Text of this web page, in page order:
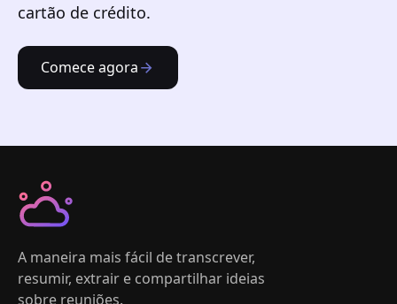
cartão de crédito.
Comece agora
A maneira mais fácil de transcrever,
resumir, extrair e compartilhar ideias
sobre reuniões.